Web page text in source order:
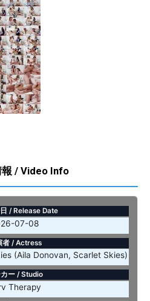
報 / Video Info
/ Release Date
07-08
者 / Actress
(Aila Donovan, Scarlet Skies)
ー / Studio
Therapy